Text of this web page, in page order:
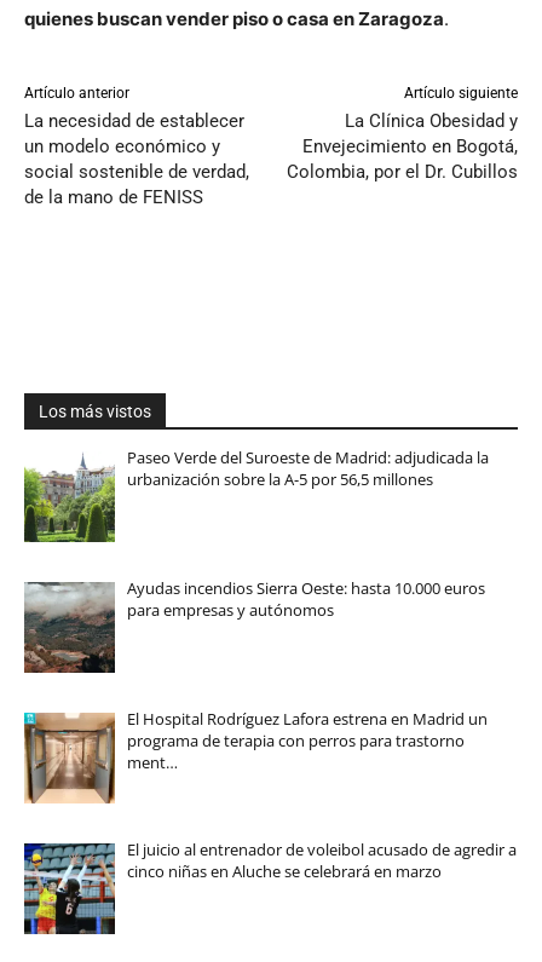
quienes buscan vender piso o casa en Zaragoza.
Artículo anterior
La necesidad de establecer
un modelo económico y
social sostenible de verdad,
de la mano de FENISS
Artículo siguiente
La Clínica Obesidad y
Envejecimiento en Bogotá,
Colombia, por el Dr. Cubillos
Los más vistos
Paseo Verde del Suroeste de Madrid: adjudicada la
urbanización sobre la A-5 por 56,5 millones
Ayudas incendios Sierra Oeste: hasta 10.000 euros
para empresas y autónomos
El Hospital Rodríguez Lafora estrena en Madrid un
programa de terapia con perros para trastorno
ment…
El juicio al entrenador de voleibol acusado de agredir a
cinco niñas en Aluche se celebrará en marzo